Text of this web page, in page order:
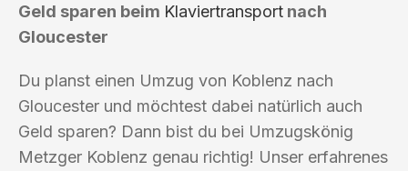
Geld sparen beim Klaviertransport nach
Gloucester
Du planst einen Umzug von Koblenz nach
Gloucester und möchtest dabei natürlich auch
Geld sparen? Dann bist du bei Umzugskönig
Metzger Koblenz genau richtig! Unser erfahrenes